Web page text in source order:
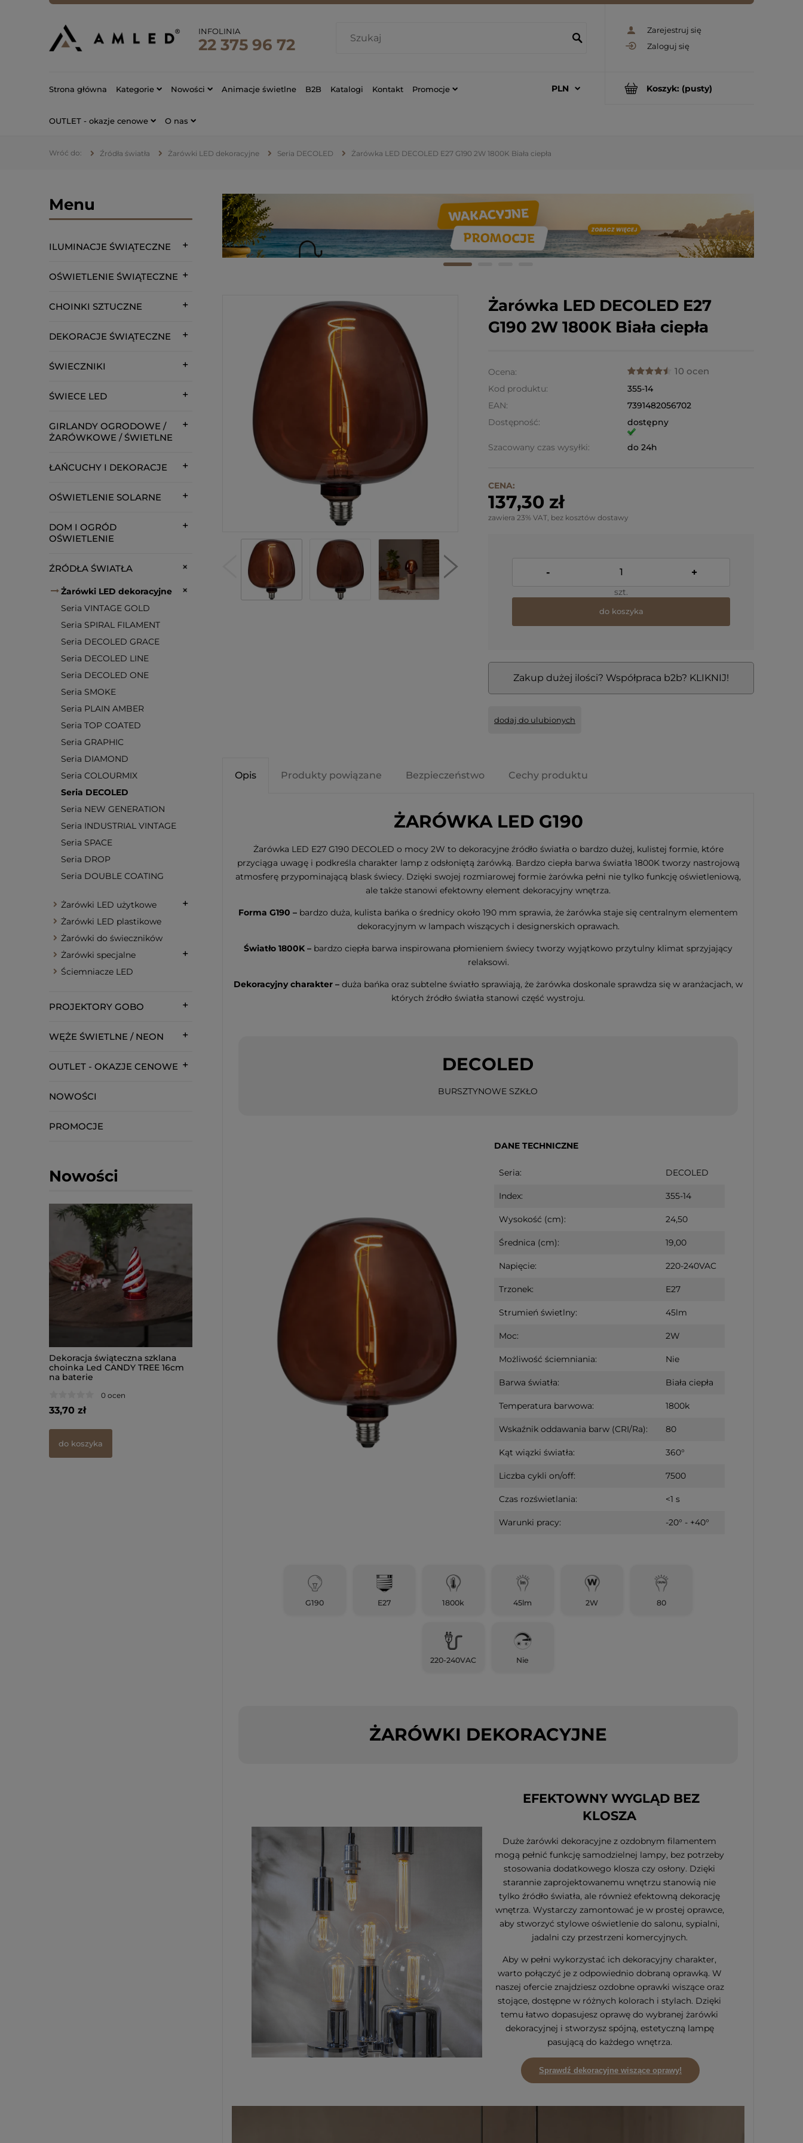
Zarejestruj się
Zaloguj się
INFOLINIA
22 375 96 72
Koszyk: (pusty)
Strona główna Kategorie Nowości Animacje świetlne B2B Katalogi Kontakt Promocje
OUTLET - okazje cenowe O nas
Źródła światła Żarówki LED dekoracyjne Seria DECOLED Żarówka LED DECOLED E27 G190 2W 1800K Biała ciepła
Menu
ILUMINACJE ŚWIĄTECZNE
OŚWIETLENIE ŚWIĄTECZNE
CHOINKI SZTUCZNE
DEKORACJE ŚWIĄTECZNE
ŚWIECZNIKI
ŚWIECE LED
GIRLANDY OGRODOWE /
ŻARÓWKOWE / ŚWIETLNE
ŁAŃCUCHY I DEKORACJE
OŚWIETLENIE SOLARNE
DOM I OGRÓD
OŚWIETLENIE
ŹRÓDŁA ŚWIATŁA
Żarówki LED dekoracyjne
Seria VINTAGE GOLD
Seria SPIRAL FILAMENT
Seria DECOLED GRACE
Seria DECOLED LINE
Seria DECOLED ONE
Seria SMOKE
Seria PLAIN AMBER
Seria TOP COATED
Seria GRAPHIC
Seria DIAMOND
Seria COLOURMIX
Seria DECOLED
Seria NEW GENERATION
Seria INDUSTRIAL VINTAGE
Seria SPACE
Seria DROP
Seria DOUBLE COATING
Żarówki LED użytkowe
Żarówki LED plastikowe
Żarówki do świeczników
Żarówki specjalne
Ściemniacze LED
PROJEKTORY GOBO
WĘŻE ŚWIETLNE / NEON
OUTLET - OKAZJE CENOWE
NOWOŚCI
PROMOCJE
Nowości
Dekoracja świąteczna szklana
choinka Led CANDY TREE 16cm
na baterie
0 ocen
33,70 zł
do koszyka
podświetleniem Led POLKA
Bombka szklana z
podświetleniem Led POLKA
10cm na baterie
51,80 zł
powiadom o dostępności
Scenka świąteczna drewniana
101,80 zł
Żarówka LED DECOLED E27
G190 2W 1800K Biała ciepła
Ocena: 10 ocen
Kod produktu:
355-14
EAN:
7391482056702
Dostępność:
dostępny
Szacowany czas wysyłki: do 24h
CENA:
137,30 zł
zawiera 23% VAT, bez kosztów dostawy
- +
szt.
do koszyka
Zakup dużej ilości? Współpraca b2b? KLIKNIJ!
dodaj do ulubionych
Opis Produkty powiązane Bezpieczeństwo Cechy produktu
ŻARÓWKA LED G190
Żarówka LED E27 G190 DECOLED o mocy 2W to dekoracyjne źródło światła o bardzo dużej, kulistej formie, które
przyciąga uwagę i podkreśla charakter lamp z odsłoniętą żarówką. Bardzo ciepła barwa światła 1800K tworzy nastrojową
atmosferę przypominającą blask świecy. Dzięki swojej rozmiarowej formie żarówka pełni nie tylko funkcję oświetleniową,
ale także stanowi efektowny element dekoracyjny wnętrza.
Forma G190 – bardzo duża, kulista bańka o średnicy około 190 mm sprawia, że żarówka staje się centralnym elementem
dekoracyjnym w lampach wiszących i designerskich oprawach.
Światło 1800K – bardzo ciepła barwa inspirowana płomieniem świecy tworzy wyjątkowo przytulny klimat sprzyjający
relaksowi.
Dekoracyjny charakter – duża bańka oraz subtelne światło sprawiają, że żarówka doskonale sprawdza się w aranżacjach, w
których źródło światła stanowi część wystroju.
DECOLED
BURSZTYNOWE SZKŁO
DANE TECHNICZNE
Seria: DECOLED
Index: 355-14
Wysokość (cm): 24,50
Średnica (cm): 19,00
Napięcie: 220-240VAC
Trzonek: E27
Strumień świetlny: 45lm
Moc: 2W
Możliwość ściemniania: Nie
Barwa światła: Biała ciepła
Temperatura barwowa: 1800k
Wskaźnik oddawania barw (CRI/Ra): 80
Kąt wiązki światła: 360°
Liczba cykli on/off: 7500
Czas rozświetlania: <1 s
Warunki pracy: -20° - +40°
G190 E27 1800k 45lm 2W 80
220-240VAC Nie
ŻARÓWKI DEKORACYJNE
EFEKTOWNY WYGLĄD BEZ
KLOSZA
Duże żarówki dekoracyjne z ozdobnym filamentem
mogą pełnić funkcję samodzielnej lampy, bez potrzeby
stosowania dodatkowego klosza czy osłony. Dzięki
starannie zaprojektowanemu wnętrzu stanowią nie
tylko źródło światła, ale również efektowną dekorację
wnętrza. Wystarczy zamontować je w prostej oprawce,
aby stworzyć stylowe oświetlenie do salonu, sypialni,
jadalni czy przestrzeni komercyjnych.
Aby w pełni wykorzystać ich dekoracyjny charakter,
warto połączyć je z odpowiednio dobraną oprawką. W
naszej ofercie znajdziesz ozdobne oprawki wiszące oraz
stojące, dostępne w różnych kolorach i stylach. Dzięki
temu łatwo dopasujesz oprawę do wybranej żarówki
dekoracyjnej i stworzysz spójną, estetyczną lampę
pasującą do każdego wnętrza.
Sprawdź dekoracyjne wiszące oprawy!